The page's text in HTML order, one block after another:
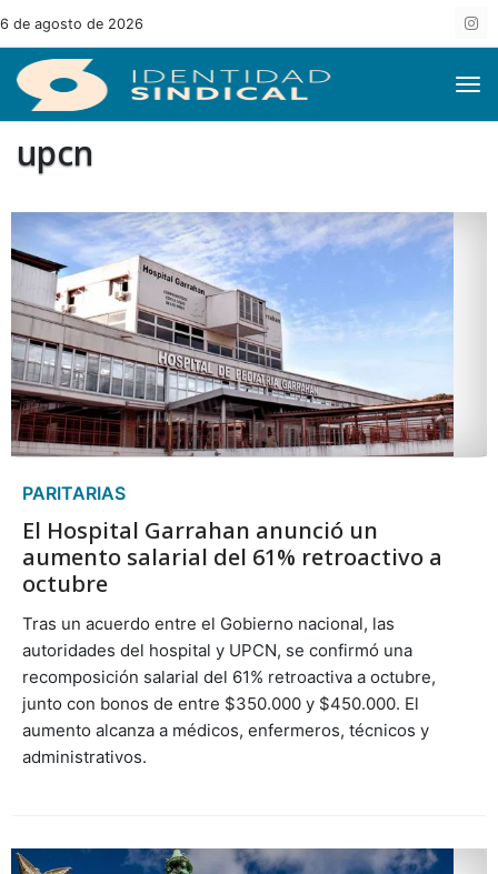
6 de agosto de 2026
upcn
PARITARIAS
El Hospital Garrahan anunció un
aumento salarial del 61% retroactivo a
octubre
Tras un acuerdo entre el Gobierno nacional, las
autoridades del hospital y UPCN, se confirmó una
recomposición salarial del 61% retroactiva a octubre,
junto con bonos de entre $350.000 y $450.000. El
aumento alcanza a médicos, enfermeros, técnicos y
administrativos.